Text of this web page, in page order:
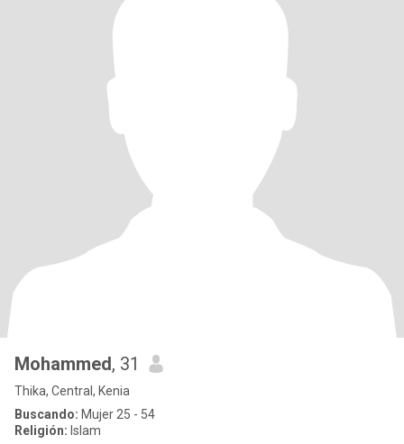
Mohammed, 31
Thika, Central, Kenia
Buscando: Mujer 25 - 54
Religión: Islam